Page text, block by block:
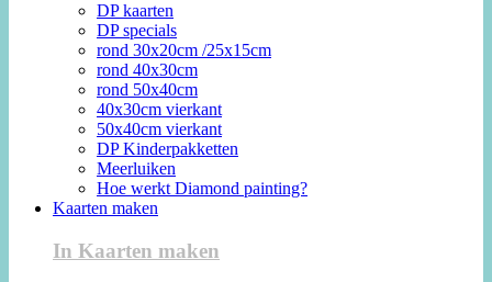
DP kaarten
DP specials
rond 30x20cm /25x15cm
rond 40x30cm
rond 50x40cm
40x30cm vierkant
50x40cm vierkant
DP Kinderpakketten
Meerluiken
Hoe werkt Diamond painting?
Kaarten maken
In Kaarten maken